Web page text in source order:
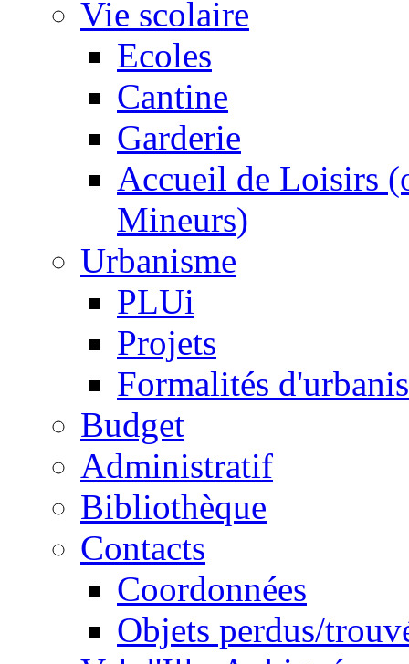
Vie scolaire
Ecoles
Cantine
Garderie
Accueil de Loisirs
Mineurs)
Urbanisme
PLUi
Projets
Formalités
Budget
Administratif
Bibliothèque
Contacts
Coordonnées
Objets perdus/